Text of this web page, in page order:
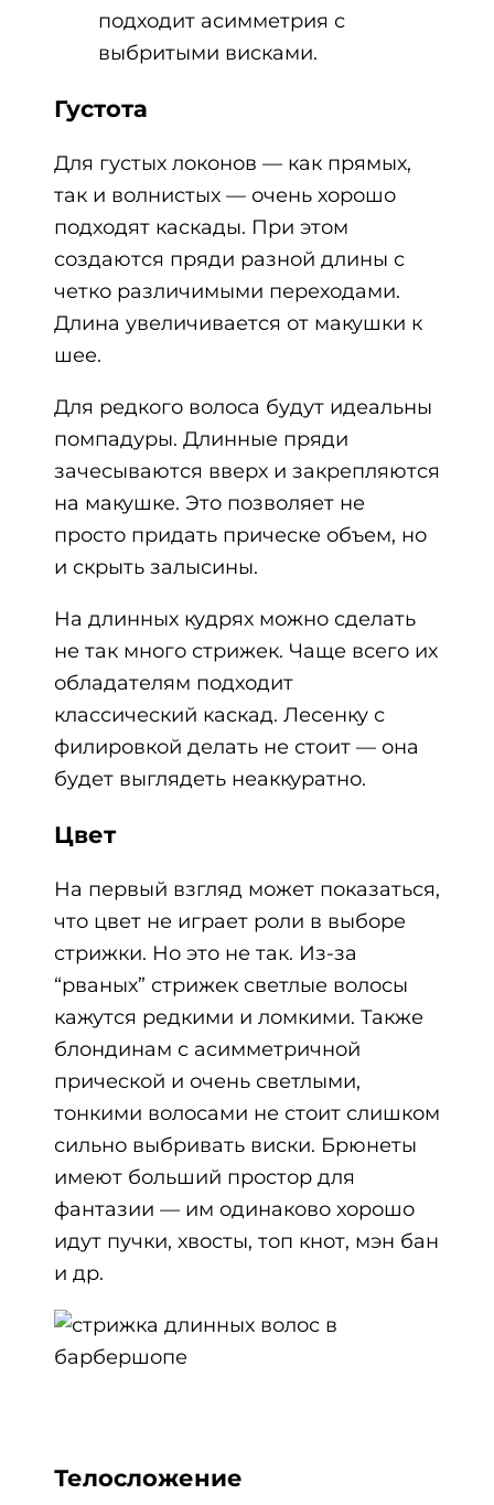
подходит асимметрия с
выбритыми висками.
Густота
Для густых локонов — как прямых,
так и волнистых — очень хорошо
подходят каскады. При этом
создаются пряди разной длины с
четко различимыми переходами.
Длина увеличивается от макушки к
шее.
Для редкого волоса будут идеальны
помпадуры. Длинные пряди
зачесываются вверх и закрепляются
на макушке. Это позволяет не
просто придать прическе объем, но
и скрыть залысины.
На длинных кудрях можно сделать
не так много стрижек. Чаще всего их
обладателям подходит
классический каскад. Лесенку с
филировкой делать не стоит — она
будет выглядеть неаккуратно.
Цвет
На первый взгляд может показаться,
что цвет не играет роли в выборе
стрижки. Но это не так. Из-за
“рваных” стрижек светлые волосы
кажутся редкими и ломкими. Также
блондинам с асимметричной
прической и очень светлыми,
тонкими волосами не стоит слишком
сильно выбривать виски. Брюнеты
имеют больший простор для
фантазии — им одинаково хорошо
идут пучки, хвосты, топ кнот, мэн бан
и др.
Телосложение